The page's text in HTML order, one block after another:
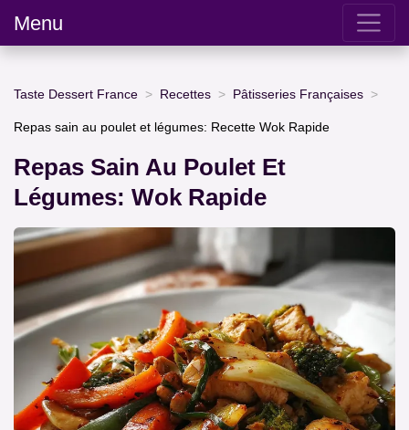
Menu
Taste Dessert France Recettes Pâtisseries Françaises
Repas sain au poulet et légumes: Recette Wok Rapide
Repas Sain Au Poulet Et
Légumes: Wok Rapide